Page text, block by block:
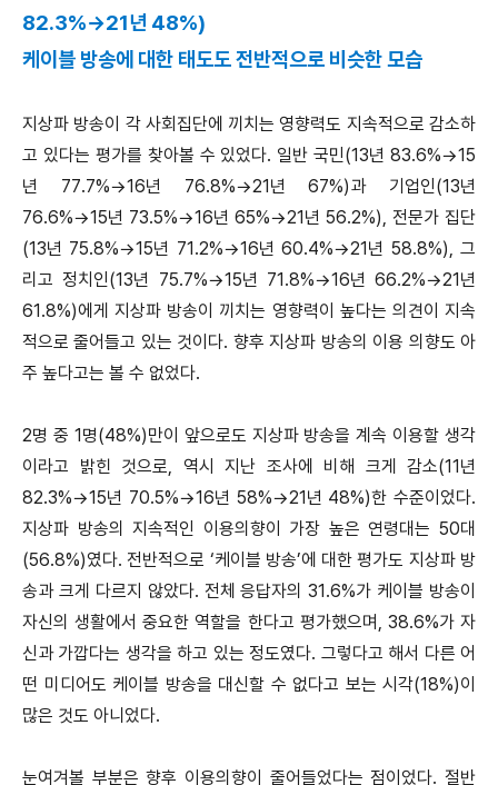
82.3%→21년 48%)
케이블 방송에 대한 태도도 전반적으로 비슷한 모습
지상파 방송이 각 사회집단에 끼치는 영향력도 지속적으로 감소하
고 있다는 평가를 찾아볼 수 있었다. 일반 국민(13년 83.6%→15
년 77.7%→16년 76.8%→21년 67%)과 기업인(13년
76.6%→15년 73.5%→16년 65%→21년 56.2%), 전문가 집단
(13년 75.8%→15년 71.2%→16년 60.4%→21년 58.8%), 그
리고 정치인(13년 75.7%→15년 71.8%→16년 66.2%→21년
61.8%)에게 지상파 방송이 끼치는 영향력이 높다는 의견이 지속
적으로 줄어들고 있는 것이다. 향후 지상파 방송의 이용 의향도 아
주 높다고는 볼 수 없었다.
2명 중 1명(48%)만이 앞으로도 지상파 방송을 계속 이용할 생각
이라고 밝힌 것으로, 역시 지난 조사에 비해 크게 감소(11년
82.3%→15년 70.5%→16년 58%→21년 48%)한 수준이었다.
지상파 방송의 지속적인 이용의향이 가장 높은 연령대는 50대
(56.8%)였다. 전반적으로 ‘케이블 방송’에 대한 평가도 지상파 방
송과 크게 다르지 않았다. 전체 응답자의 31.6%가 케이블 방송이
자신의 생활에서 중요한 역할을 한다고 평가했으며, 38.6%가 자
신과 가깝다는 생각을 하고 있는 정도였다. 그렇다고 해서 다른 어
떤 미디어도 케이블 방송을 대신할 수 없다고 보는 시각(18%)이
많은 것도 아니었다.
눈여겨볼 부분은 향후 이용의향이 줄어들었다는 점이었다. 절반